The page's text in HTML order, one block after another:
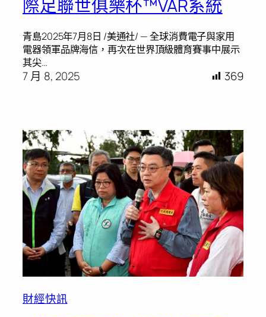
際足聯世俱樂杯™VAR系統
青島2025年7月8日 /美通社/ — 全球消費電子與家用
電器領軍品牌海信，再次在世界頂級體育賽事中展示
其尖…
7 月 8, 2025 369
財經快訊